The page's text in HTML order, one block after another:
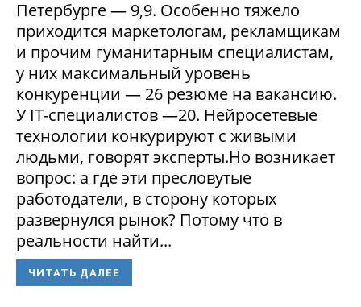
Петербурге — 9,9. Особенно тяжело
приходится маркетологам, рекламщикам
и прочим гуманитарным специалистам,
у них максимальный уровень
конкуренции — 26 резюме на вакансию.
У IT-специалистов —20. Нейросетевые
технологии конкурируют с живыми
людьми, говорят эксперты.Но возникает
вопрос: а где эти пресловутые
работодатели, в сторону которых
развернулся рынок? Потому что в
реальности найти...
ЧИТАТЬ ДАЛЕЕ